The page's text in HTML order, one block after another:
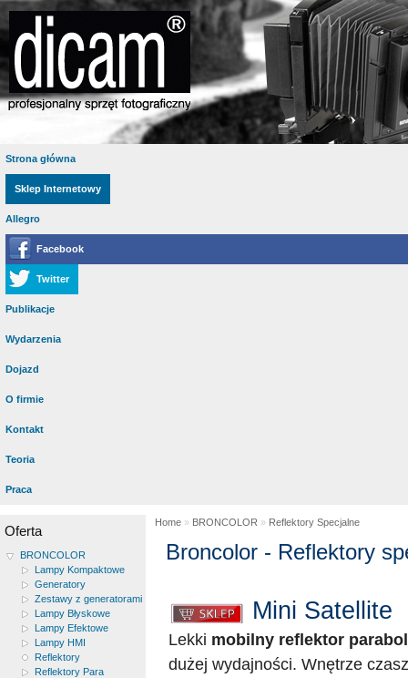
Strona główna
Sklep Internetowy
Allegro
Facebook
Twitter
Publikacje
Wydarzenia
Dojazd
O firmie
Kontakt
Teoria
Praca
Oferta
BRONCOLOR
Lampy Kompaktowe
Generatory
Zestawy z generatorami
Lampy Błyskowe
Lampy Efektowe
Lampy HMI
Reflektory
Reflektory Para
Home » BRONCOLOR » Reflektory Specjalne
Broncolor - Reflektory
Mini Satellite
Lekki mobilny reflektor
dużej wydajności. Wnętrze